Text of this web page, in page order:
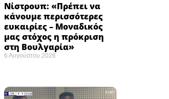
Νίστρουπ: «Πρέπει να
κάνουμε περισσότερες
ευκαιρίες – Μοναδικός
μας στόχος η πρόκριση
στη Βουλγαρία» ​
6 Αυγούστου 2026